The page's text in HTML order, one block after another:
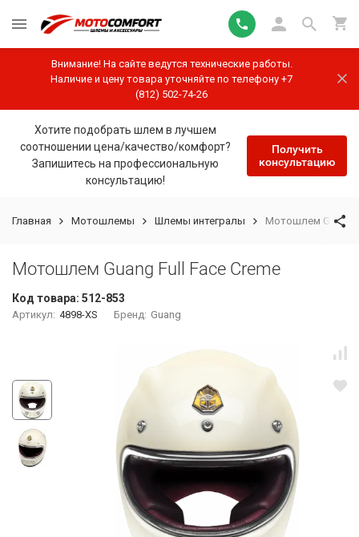
Внимание! На сайте ведутся технические работы.
Наличие и цену товара уточняйте по телефону +7
(812) 502-74-26
Хотите подобрать шлем в лучшем
соотношении цена/качество/комфорт?
Запишитесь на профессиональную
консультацию!
Получить
консультацию
Главная Мотошлемы Шлемы интегралы Мотошлем Guang
Мотошлем Guang Full Face Creme
Код товара: 512-853
Артикул: 4898-XS Бренд: Guang